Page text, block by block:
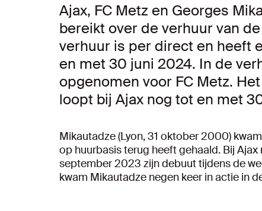
Ajax, FC Metz en Georges
bereikt over de verhuur van
verhuur is per direct en heeft
en met 30 juni 2024. In de
opgenomen voor FC Metz.
loopt bij Ajax nog tot en met
Mikautadze (Lyon, 31 oktober 2000)
op huurbasis terug heeft gehaald. Bij
september 2023 zijn debuut tijdens de
kwam Mikautadze negen keer in actie in